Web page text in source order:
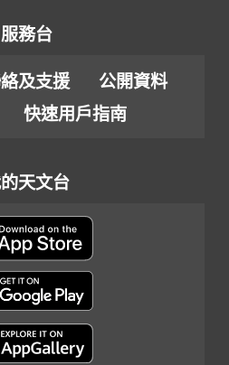
服務台
及支援
公開資料
快速用戶指南
天文台